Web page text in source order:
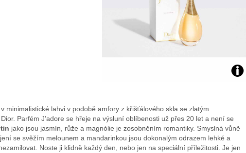
Dior:
minimalistické lahvi v podobě amfory z křišťálového skla se zlatým
Parfém J’adore se hřeje na výsluní oblíbenosti už přes 20 let a není se
jako jsou jasmín, růže a magnólie je zosobněním romantiky. Smyslná vůně
se svěžím melounem a mandarinkou jsou dokonalým odrazem lehké a
Noste ji klidně každý den, nebo jen na speciální příležitosti. Je jen